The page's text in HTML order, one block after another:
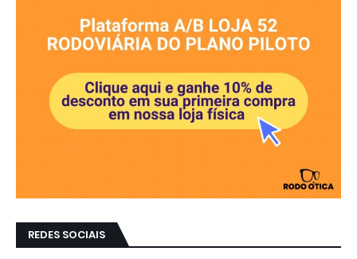
REDES SOCIAIS